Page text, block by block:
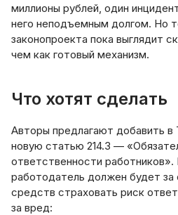
миллионы рублей, один
него неподъемным долгом. Но
законопроекта пока выглядит
чем как готовый механизм.
Что хотят сделать
Авторы предлагают добавить
новую статью 214.3 —
ответственности
работодатель должен будет за
средств страховать риск
за вред: